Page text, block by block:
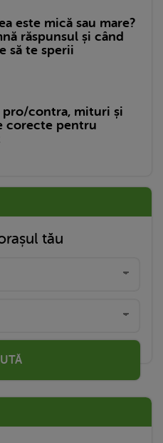
este mică sau mare?
răspunsul și când
să te sperii
pro/contra, mituri și
corecte pentru
tău